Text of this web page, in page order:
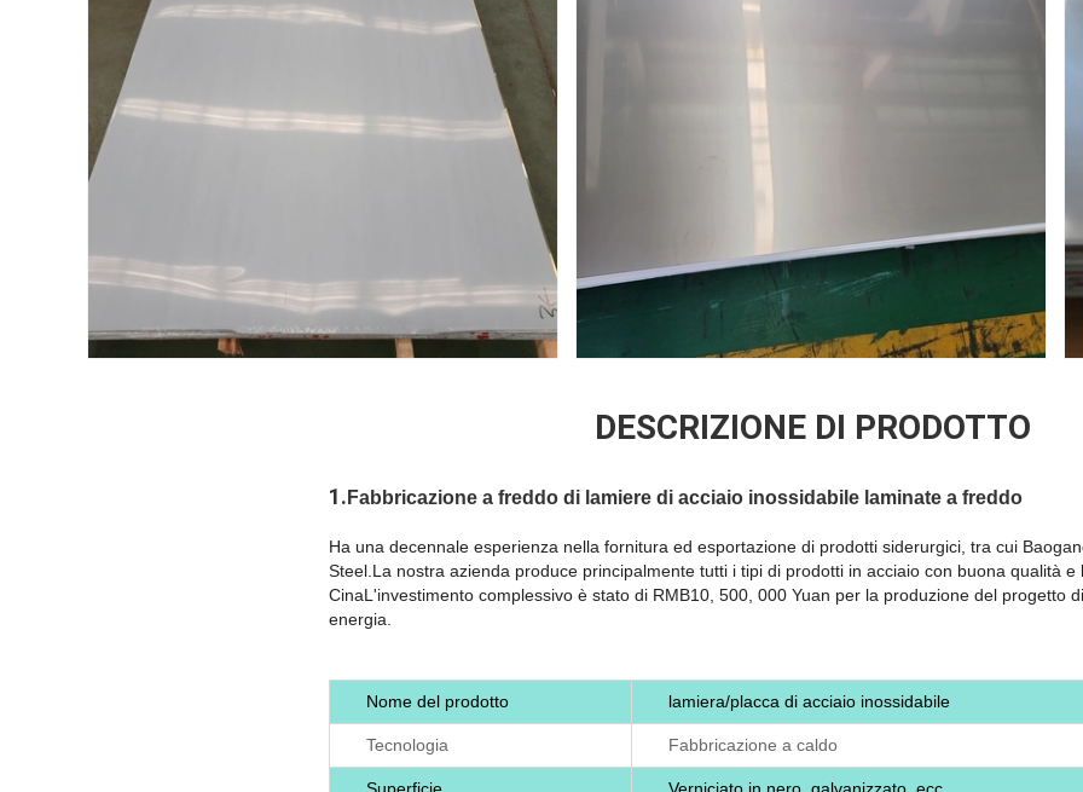
DESCRIZIONE DI PRODOTTO
1. Fabbricazione a freddo di lamiere di acciaio inossidabile laminate a freddo
Ha una decennale esperienza nella fornitura ed esportazione di prodotti siderurgici, tra cui
Steel.La nostra azienda produce principalmente tutti i tipi di prodotti in acciaio con buona qualità e
CinaL'investimento complessivo è stato di RMB10, 500, 000 Yuan per la produzione del progetto
energia.
Nome del prodotto lamiera/placca di acciaio inossidabile
Tecnologia Fabbricazione a caldo